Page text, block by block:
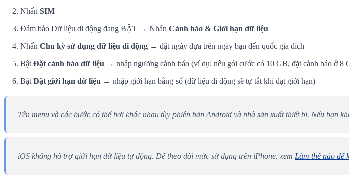
Nhấn SIM
Đảm bảo Dữ liệu di động đang BẬT → Nhấn Cảnh báo & Giới hạn dữ liệu
Nhấn Chu kỳ sử dụng dữ liệu di động → đặt ngày dựa trên ngày bạn đến quốc gia đích
Bật Đặt cảnh báo dữ liệu → nhập ngưỡng cảnh báo (ví dụ: nếu gói cước có 10 GB, đặt cảnh báo ở 8
Bật Đặt giới hạn dữ liệu → nhập giới hạn bằng số (dữ liệu di động sẽ tự tắt khi đạt giới hạn)
Tên menu và các bước có thể hơi khác nhau tùy phiên bản Android và nhà sản xuất thiết bị. Nếu bạn
iOS không hỗ trợ giới hạn dữ liệu tự động. Để theo dõi mức sử dụng trên iPhone, xem Làm thế nào để